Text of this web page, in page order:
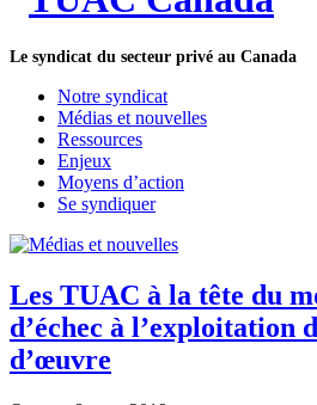
Le syndicat du secteur privé au Canada
Notre syndicat
Médias et nouvelles
Ressources
Enjeux
Moyens d’action
Se syndiquer
Les TUAC à la tête du
d’échec à l’exploitation
d’œuvre